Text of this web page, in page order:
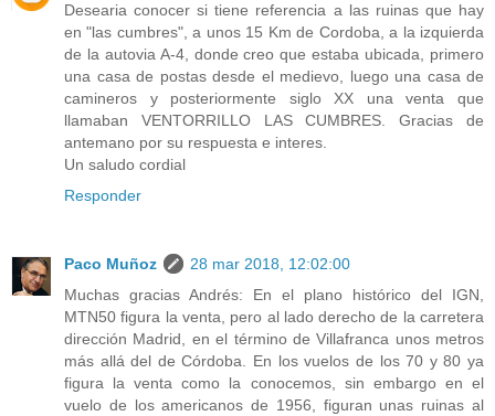
Desearia conocer si tiene referencia a las ruinas que hay
en "las cumbres", a unos 15 Km de Cordoba, a la izquierda
de la autovia A-4, donde creo que estaba ubicada, primero
una casa de postas desde el medievo, luego una casa de
camineros y posteriormente siglo XX una venta que
llamaban VENTORRILLO LAS CUMBRES. Gracias de
antemano por su respuesta e interes.
Un saludo cordial
Responder
Paco Muñoz
28 mar 2018, 12:02:00
Muchas gracias Andrés: En el plano histórico del IGN,
MTN50 figura la venta, pero al lado derecho de la carretera
dirección Madrid, en el término de Villafranca unos metros
más allá del de Córdoba. En los vuelos de los 70 y 80 ya
figura la venta como la conocemos, sin embargo en el
vuelo de los americanos de 1956, figuran unas ruinas al